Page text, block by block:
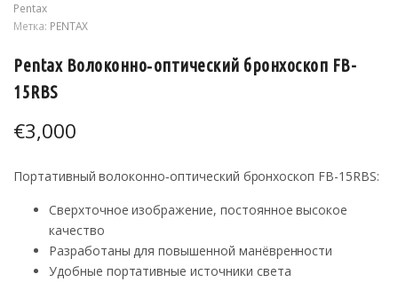
Pentax
Метка: PENTAX
Pentax Волоконно‑оптический бронхоскоп FB-
15RBS
€3,000
Портативный волоконно‑оптический бронхоскоп FB-15RBS:
Сверхточное изображение, постоянное высокое
качество
Разработаны для повышенной манёвренности
Удобные портативные источники света